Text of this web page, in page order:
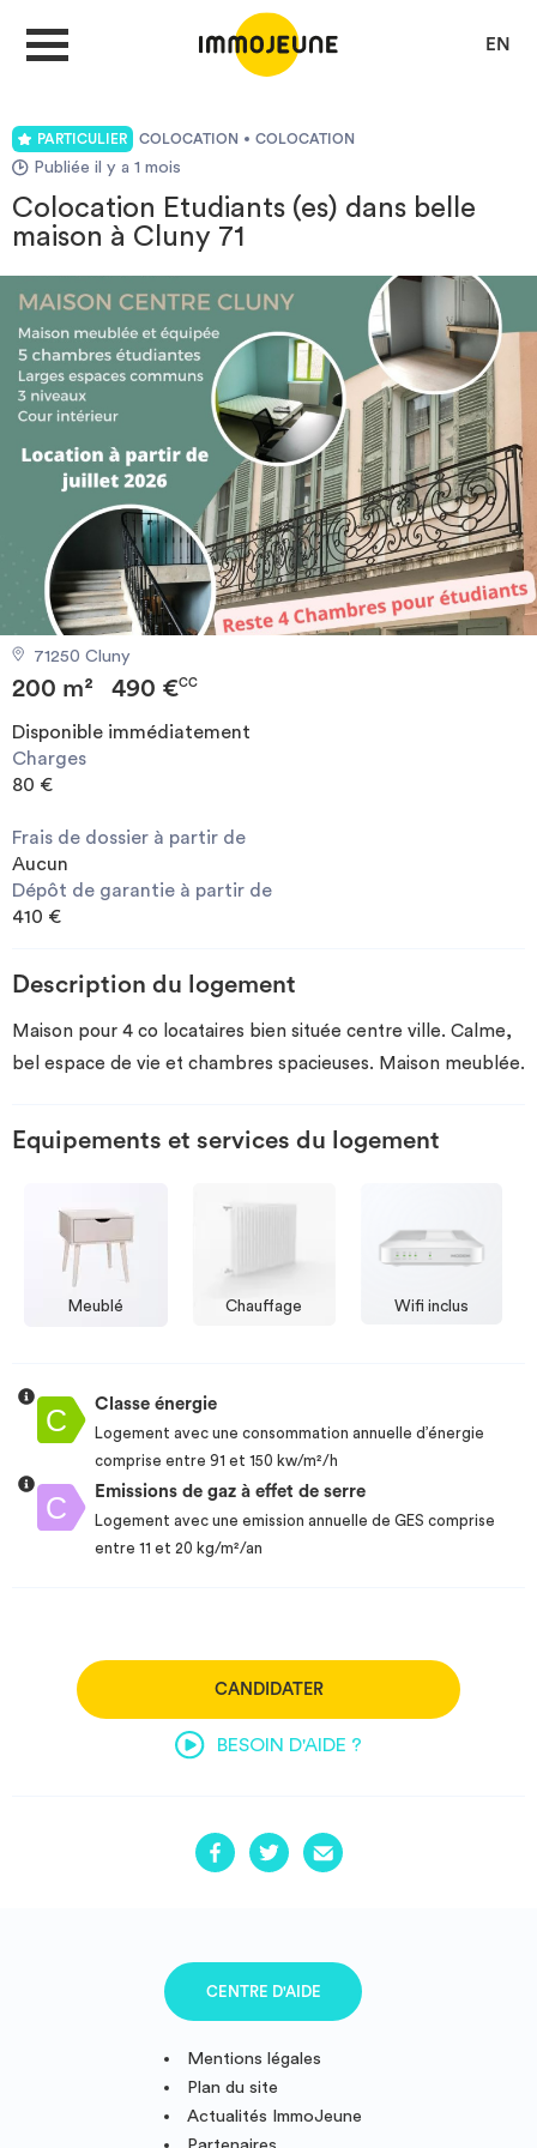
EN
DÉPOSER UNE ANNONCE
Je cherche un logement
Je propose un bien
Villes
Investir
Blog
PARTICULIER COLOCATION COLOCATION
Publiée il y a 1 mois
Colocation Etudiants (es) dans belle
maison à Cluny 71
71250 Cluny
200 m² 490 €CC
Disponible immédiatement
Charges
80 €
Frais de dossier à partir de
Aucun
Dépôt de garantie à partir de
410 €
Description du logement
Maison pour 4 co locataires bien située centre ville. Calme,
bel espace de vie et chambres spacieuses. Maison meublée.
Equipements et services du logement
Meublé Chauffage Wifi inclus
Classe énergie
Logement avec une consommation annuelle d’énergie
comprise entre 91 et 150 kw/m²/h
Emissions de gaz à effet de serre
Logement avec une emission annuelle de GES comprise
entre 11 et 20 kg/m²/an
CANDIDATER
BESOIN D'AIDE ?
Mentions légales
Plan du site
Actualités ImmoJeune
CENTRE D'AIDE